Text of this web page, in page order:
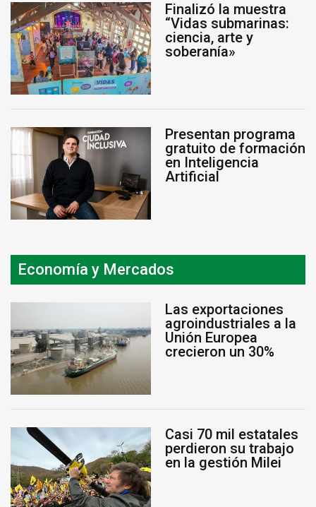
Finalizó la muestra
“Vidas submarinas:
ciencia, arte y
soberanía»
Presentan programa
gratuito de formación
en Inteligencia
Artificial
Economía y Mercados
Las exportaciones
agroindustriales a la
Unión Europea
crecieron un 30%
Casi 70 mil estatales
perdieron su trabajo
en la gestión Milei